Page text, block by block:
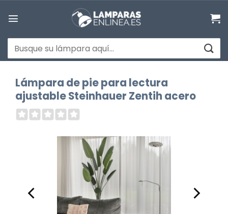
Buscar
por:
Lámpara de pie para lectura
ajustable Steinhauer Zentih acero